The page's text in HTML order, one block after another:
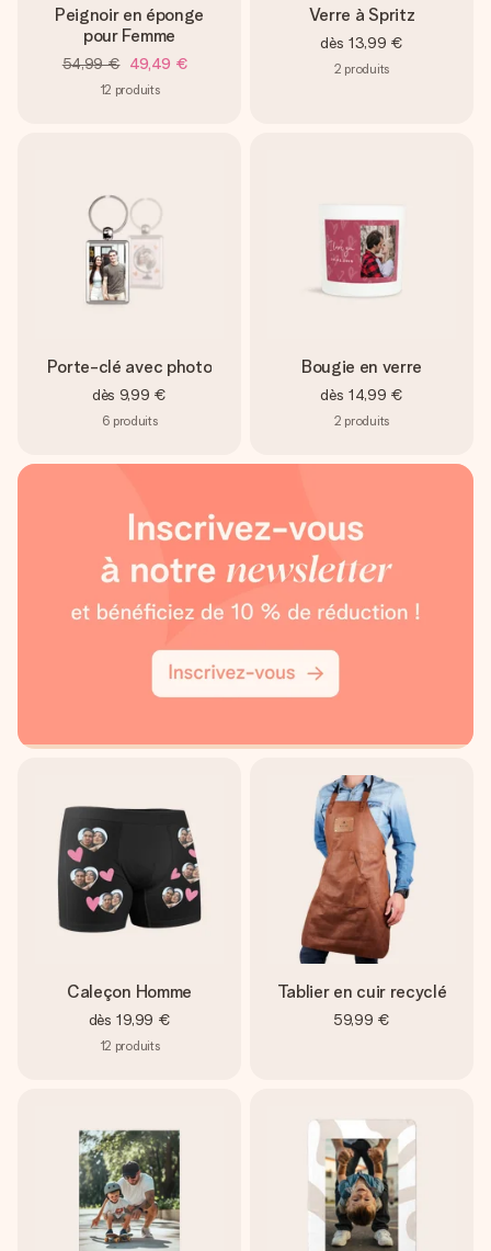
Peignoir en éponge
pour Femme
54,99 € 49,49 €
12 produits
Verre à Spritz
dès 13,99 €
2 produits
Porte-clé avec photo
dès 9,99 €
6 produits
Bougie en verre
dès 14,99 €
2 produits
Caleçon Homme
dès 19,99 €
12 produits
Tablier en cuir recyclé
59,99 €